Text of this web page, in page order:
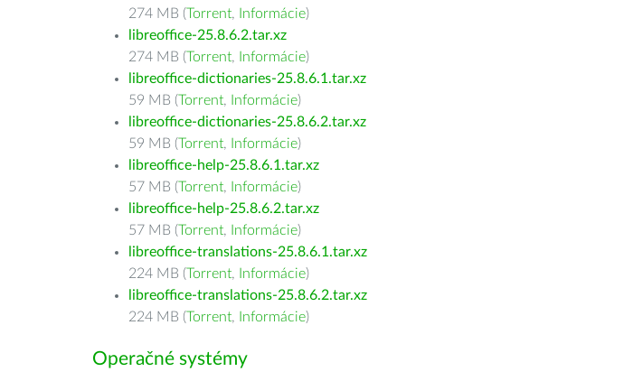
274 MB (Torrent, Informácie)
libreoffice-25.8.6.2.tar.xz
274 MB (Torrent, Informácie)
libreoffice-dictionaries-25.8.6.1.tar.xz
59 MB (Torrent, Informácie)
libreoffice-dictionaries-25.8.6.2.tar.xz
59 MB (Torrent, Informácie)
libreoffice-help-25.8.6.1.tar.xz
57 MB (Torrent, Informácie)
libreoffice-help-25.8.6.2.tar.xz
57 MB (Torrent, Informácie)
libreoffice-translations-25.8.6.1.tar.xz
224 MB (Torrent, Informácie)
libreoffice-translations-25.8.6.2.tar.xz
224 MB (Torrent, Informácie)
Operačné systémy